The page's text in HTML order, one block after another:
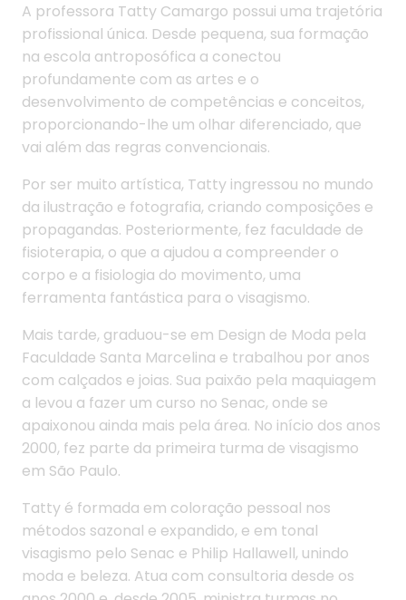
A professora Tatty Camargo possui uma trajetória
profissional única. Desde pequena, sua formação
na escola antroposófica a conectou
profundamente com as artes e o
desenvolvimento de competências e conceitos,
proporcionando-lhe um olhar diferenciado, que
vai além das regras convencionais.
Por ser muito artística, Tatty ingressou no mundo
da ilustração e fotografia, criando composições e
propagandas. Posteriormente, fez faculdade de
fisioterapia, o que a ajudou a compreender o
corpo e a fisiologia do movimento, uma
ferramenta fantástica para o visagismo.
Mais tarde, graduou-se em Design de Moda pela
Faculdade Santa Marcelina e trabalhou por anos
com calçados e joias. Sua paixão pela maquiagem
a levou a fazer um curso no Senac, onde se
apaixonou ainda mais pela área. No início dos anos
2000, fez parte da primeira turma de visagismo
em São Paulo.
Tatty é formada em coloração pessoal nos
métodos sazonal e expandido, e em tonal
visagismo pelo Senac e Philip Hallawell, unindo
moda e beleza. Atua com consultoria desde os